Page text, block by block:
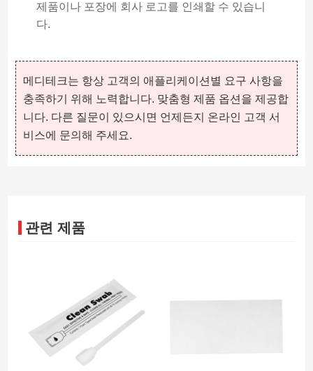
제품이나 포장에 회사 로고를 인쇄할 수 있습니
다.
메디테크는 항상 고객의 애플리케이션별 요구 사항을
충족하기 위해 노력합니다. 맞춤형 제품 옵션을 제공합
니다. 다른 질문이 있으시면 언제든지 온라인 고객 서
비스에 문의해 주세요.
관련 제품